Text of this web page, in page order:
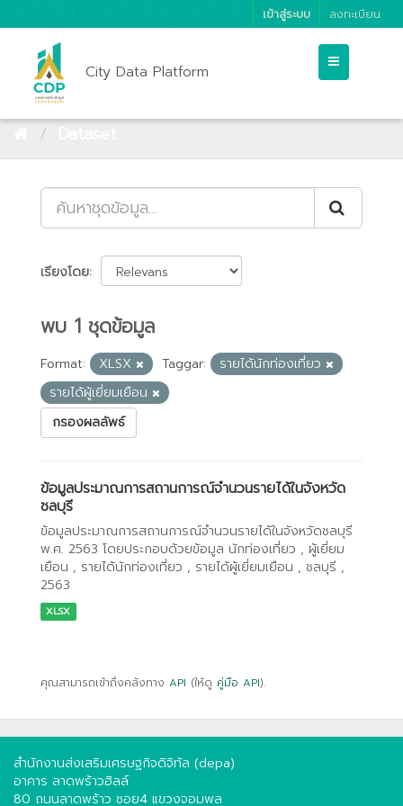
เข้าสู่ระบบ ลงทะเบียน
City Data Platform
เรียงโดย
พบ 1 ชุดข้อมูล
Format: XLSX Taggar:
รายได้นักท่องเที่ยว
รายได้ผู้เยี่ยมเยือน
กรองผลลัพธ์
ข้อมูลประมาณการสถานการณ์จำนวนรายได้ในจังหวัด
ชลบุรี
ข้อมูลประมาณการสถานการณ์จำนวนรายได้ในจังหวัดชลบุรี
พ.ศ. 2563 โดยประกอบด้วยข้อมูล นักท่องเที่ยว , ผู้เยี่ยม
เยือน , รายได้นักท่องเที่ยว , รายได้ผู้เยี่ยมเยือน , ชลบุรี ,
2563
XLSX
คุณสามารถเข้าถึงคลังทาง API (ให้ดู คู่มือ API).
สำนักงานส่งเสริมเศรษฐกิจดิจิทัล (depa)
อาคาร ลาดพร้าวฮิลล์
80 ถนนลาดพร้าว ซอย4 แขวงจอมพล